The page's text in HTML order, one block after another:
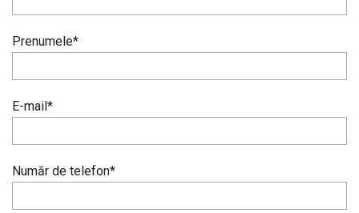
Prenumele*
E-mail*
Număr de telefon*